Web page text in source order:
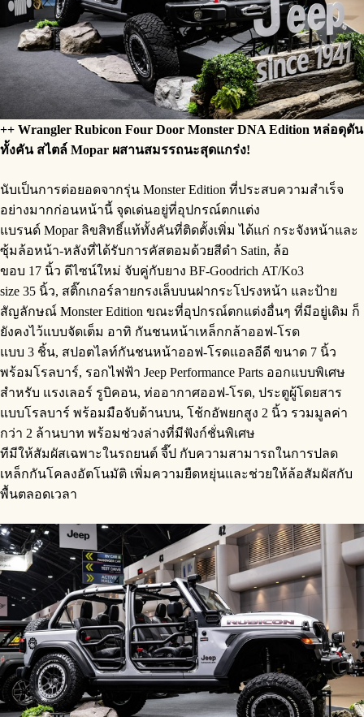
++ Wrangler Rubicon Four Door Monster DNA Edition หล่อดุดัน
ทั้งคัน สไตล์ Mopar ผสานสมรรถนะสุดแกร่ง!
นับเป็นการต่อยอดจากรุ่น Monster Edition ที่ประสบความสำเร็จ
อย่างมากก่อนหน้านี้ จุดเด่นอยู่ที่อุปกรณ์ตกแต่ง
แบรนด์ Mopar ลิขสิทธิ์แท้ทั้งคันที่ติดตั้งเพิ่ม ได้แก่ กระจังหน้าและ
ซุ้มล้อหน้า-หลังที่ได้รับการคัสตอมด้วยสีดำ Satin, ล้อ
ขอบ 17 นิ้ว ดีไซน์ใหม่ จับคู่กับยาง BF-Goodrich AT/Ko3
size 35 นิ้ว, สติ๊กเกอร์ลายกรงเล็บบนฝากระโปรงหน้า และป้าย
สัญลักษณ์ Monster Edition ขณะที่อุปกรณ์ตกแต่งอื่นๆ ที่มีอยู่เดิม ก็
ยังคงไว้แบบจัดเต็ม อาทิ กันชนหน้าเหล็กกล้าออฟ-โรด
แบบ 3 ชิ้น, สปอตไลท์กันชนหน้าออฟ-โรดแอลอีดี ขนาด 7 นิ้ว
พร้อมโรลบาร์, รอกไฟฟ้า Jeep Performance Parts ออกแบบพิเศษ
สำหรับ แรงเลอร์ รูบิคอน, ท่ออากาศออฟ-โรด, ประตูผู้โดยสาร
แบบโรลบาร์ พร้อมมือจับด้านบน, โช้กอัพยกสูง 2 นิ้ว รวมมูลค่า
กว่า 2 ล้านบาท พร้อมช่วงล่างที่มีฟังก์ชั่นพิเศษ
ทีมีให้สัมผัสเฉพาะในรถยนต์ จี๊ป กับความสามารถในการปลด
เหล็กกันโคลงอัตโนมัติ เพิ่มความยืดหยุ่นและช่วยให้ล้อสัมผัสกับ
พื้นตลอดเวลา